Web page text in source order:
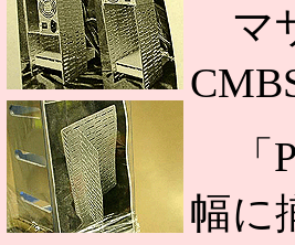
マ
「
幅に